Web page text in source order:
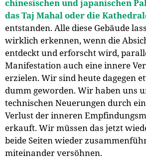
chinesischen und japanischen
das Taj Mahal oder die
entstanden. Alle diese Gebäude
wirklich erkennen, wenn die
entdeckt und erforscht wird,
Manifestation auch eine innere
erzielen. Wir sind heute dagegen
dumm geworden. Wir haben uns
technischen Neuerungen durch
Verlust der inneren
erkauft. Wir müssen das jetzt
beide Seiten wieder
miteinander versöhnen.